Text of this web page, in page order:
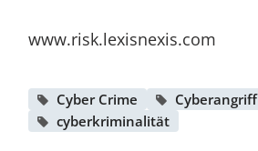
www.risk.lexisnexis.com
Cyber Crime
Cyberangriff
cyberkriminalität